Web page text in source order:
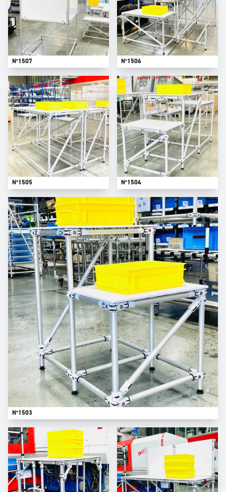
N°1507 N°1506
N°1505 N°1504
N°1503